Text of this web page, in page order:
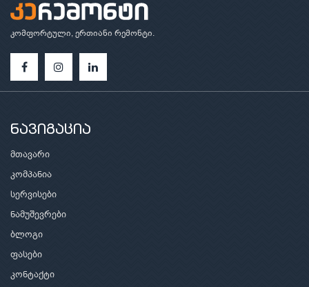
კომფორტული, ერთიანი რემონტი.
ნავიგაცია
მთავარი
კომპანია
სერვისები
ნამუშევრები
ბლოგი
ფასები
კონტაქტი